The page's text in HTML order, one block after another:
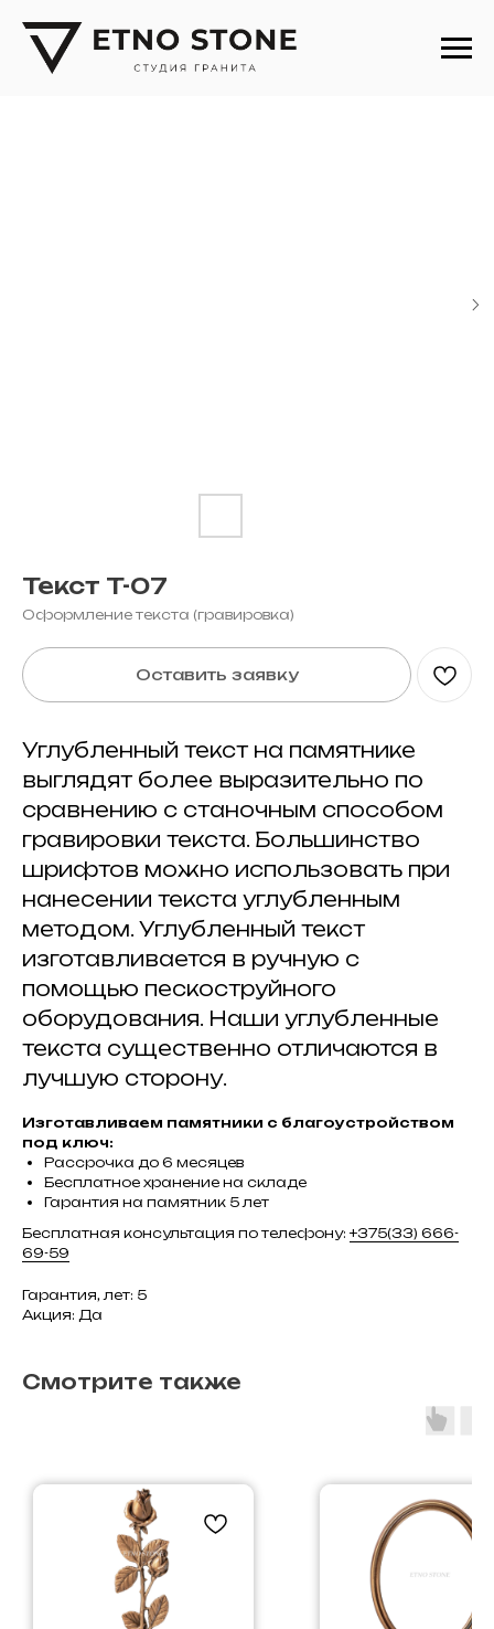
Текст T-07
Оформление текста (гравировка)
Оставить заявку
Углубленный текст на памятнике
выглядят более выразительно по
сравнению с станочным способом
гравировки текста. Большинство
шрифтов можно использовать при
нанесении текста углубленным
методом. Углубленный текст
изготавливается в ручную с
помощью пескоструйного
оборудования. Наши углубленные
текста существенно отличаются в
лучшую сторону.
Изготавливаем памятники с благоустройством
под ключ:
Рассрочка до 6 месяцев
Бесплатное хранение на складе
Гарантия на памятник 5 лет
Бесплатная консультация по телефону: +375(33) 666-
69-59
Гарантия, лет: 5
Акция: Да
Смотрите также